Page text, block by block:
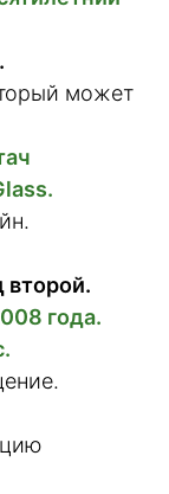
может
второй.
года.